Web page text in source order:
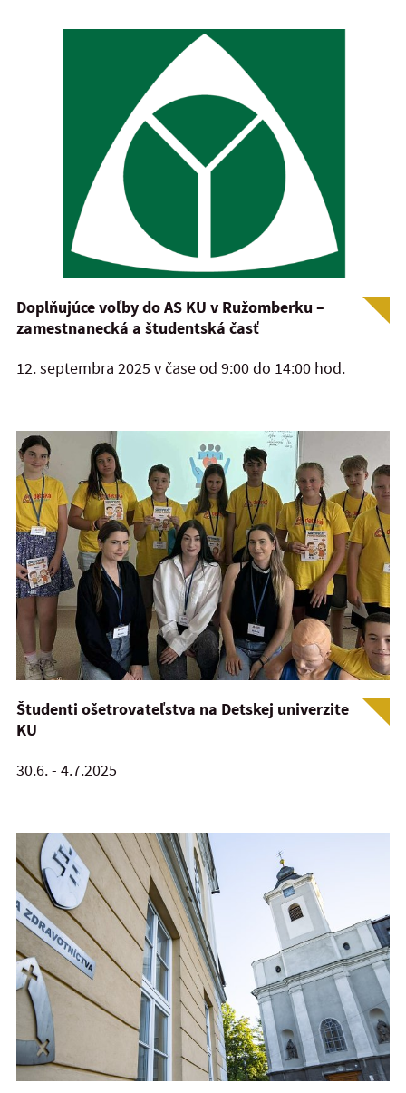
Doplňujúce voľby do AS KU v Ružomberku –
zamestnanecká a študentská časť
12. septembra 2025 v čase od 9:00 do 14:00 hod.
Študenti ošetrovateľstva na Detskej univerzite
KU
30.6. - 4.7.2025